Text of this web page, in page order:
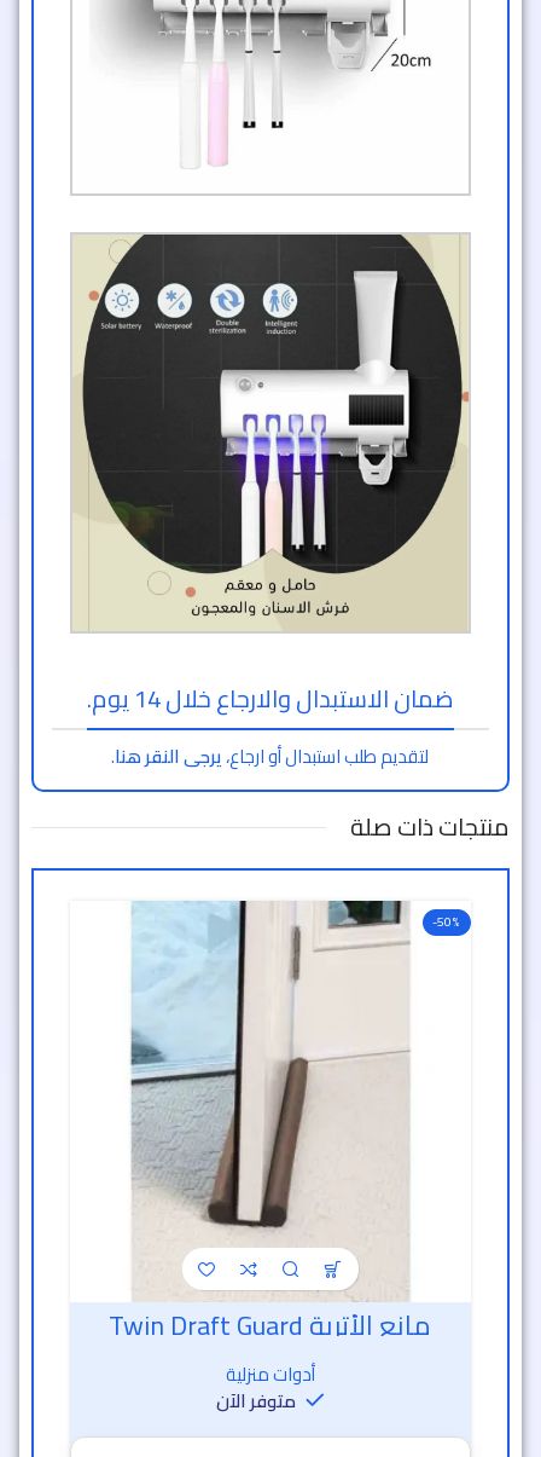
ضمان الاستبدال والارجاع خلال 14 يوم.
لتقديم طلب استبدال أو ارجاع،يرجى النقر هنا.
منتجات ذات صلة
-50%
مانع الأتربة Twin Draft Guard
أدوات منزلية
متوفر الآن